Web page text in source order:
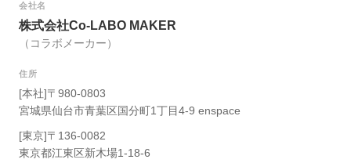
会社名
株式会社Co-LABO MAKER
（コラボメーカー）
住所
[本社]〒980-0803
宮城県仙台市青葉区国分町1丁目4-9 enspace
[東京]〒136-0082
東京都江東区新木場1-18-6